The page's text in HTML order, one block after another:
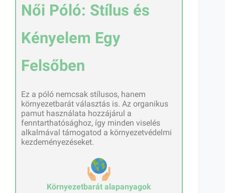
Női Póló: Stílus és
Kényelem Egy
Felsőben
Ez a póló nemcsak stílusos, hanem
környezetbarát választás is. Az organikus
pamut használata hozzájárul a
fenntarthatósághoz, így minden viselés
alkalmával támogatod a környezetvédelmi
kezdeményezéseket.
Környezetbarát alapanyagok